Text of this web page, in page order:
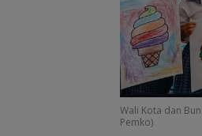
Wali Kota dan
Pemko)